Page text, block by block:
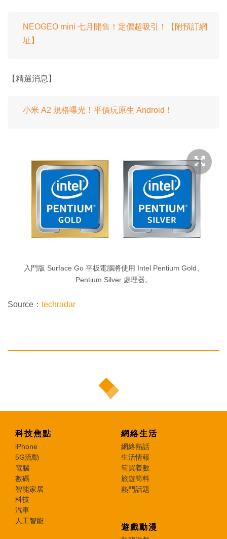
NEOGEO mini 七月開售！定價超吸引！【附預訂網
址】
【精選消息】
小米 A2 規格曝光！平價玩原生 Android！
入門版 Surface Go 平板電腦將使用 Intel Pentium Gold、
Pentium Silver 處理器。
Source： techradar
科技焦點
iPhone
5G流動
電腦
數碼
智能家居
科技
汽車
人工智能
網絡生活
網絡熱話
生活情報
筍買着數
旅遊筍料
熱門話題
遊戲動漫